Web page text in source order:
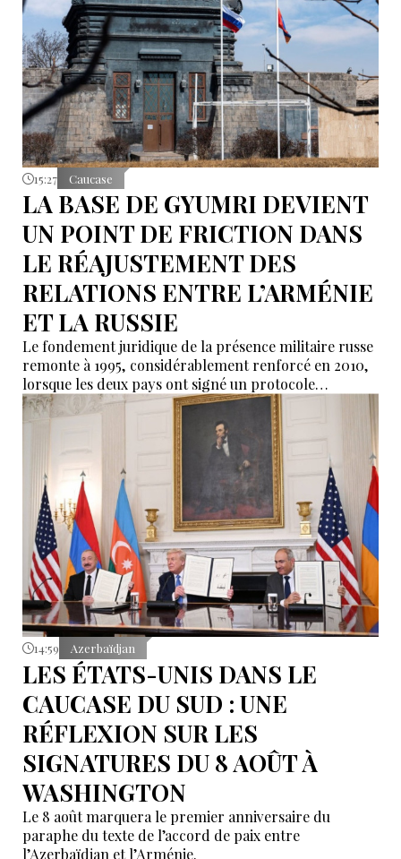
15:27 Caucase
LA BASE DE GYUMRI DEVIENT
UN POINT DE FRICTION DANS
LE RÉAJUSTEMENT DES
RELATIONS ENTRE L’ARMÉNIE
ET LA RUSSIE
Le fondement juridique de la présence militaire russe
remonte à 1995, considérablement renforcé en 2010,
lorsque les deux pays ont signé un protocole
additionnel prolongeant sa validité jusqu’en 2044.
14:59 Azerbaïdjan
LES ÉTATS-UNIS DANS LE
CAUCASE DU SUD : UNE
RÉFLEXION SUR LES
SIGNATURES DU 8 AOÛT À
WASHINGTON
Le 8 août marquera le premier anniversaire du
paraphe du texte de l’accord de paix entre
l’Azerbaïdjan et l’Arménie.